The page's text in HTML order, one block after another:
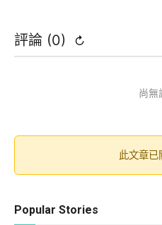
評論 (0) ↻
尚無
此文章已
Popular Stories